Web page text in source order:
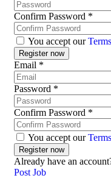
Confirm Password *
You accept our
Email *
Password *
Confirm Password *
You accept our
Already have an
Post Job